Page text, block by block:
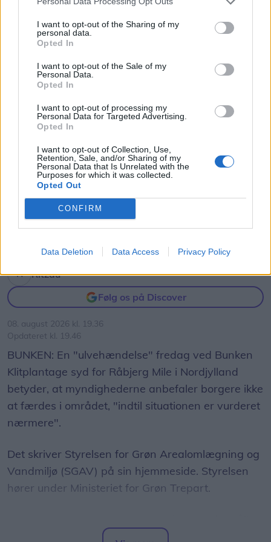
I want to opt-out of the Sharing of my
personal data.
Opted In
I want to opt-out of the Sale of my
Personal Data.
Opted In
I want to opt-out of processing my
Personal Data for Targeted Advertising.
Opted In
I want to opt-out of Collection, Use,
Retention, Sale, and/or Sharing of my
Personal Data that Is Unrelated with the
Purposes for which it was collected.
Opted Out
CONFIRM
Data Deletion Data Access Privacy Policy
Aktuelt
Anbefaling efter ulvehændelse: Bliv
væk fra klitplantage
Ritzau
Følg os på Discover
08. august 2026 kl. 19.36
Opdateret kl. 19.46
BUNKEN: En "ulvehændelse" fredag ved Bunken
Klitplantage syd for Råbjerg Mile i Nordjylland
betyder, at myndighederne anbefaler borgere ikke
at færdes i området, "indtil situationen er vurderet
nærmere".
Det skriver Styrelsen for Grøn Arealomlægning og
Vandmiljø (SGAV) på sin hjemmeside. Styrelsen
hører under Ministeriet for Grøn Trepart.
en ulvehvalp og en voksen ulv. Ifølge styrelsen